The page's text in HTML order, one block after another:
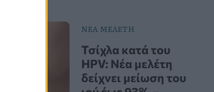
ΝΕΑ ΜΕΛΕΤΗ
Τσίχλα κατά του
HPV: Νέα μελέτη
δείχνει μείωση του